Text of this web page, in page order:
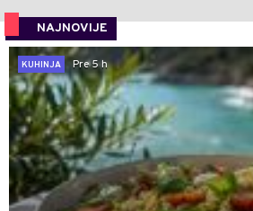
NAJNOVIJE
KUHINJA
Pre 5 h